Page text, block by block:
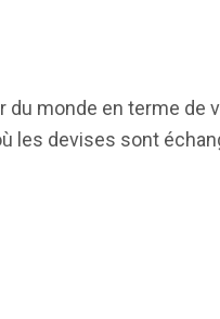
du monde en terme de
les devises sont